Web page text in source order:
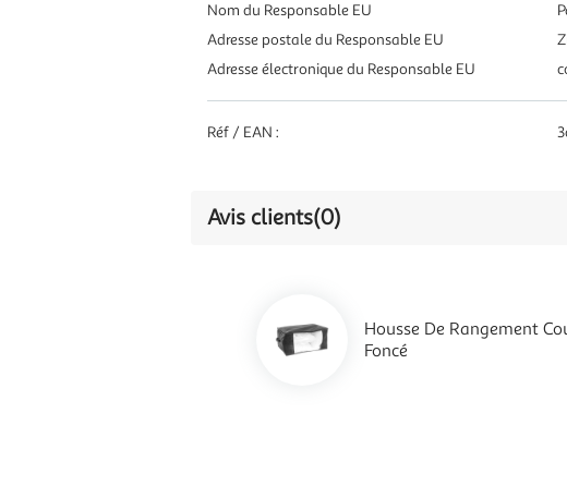
Nom du Responsable EU
Adresse postale du Responsable EU
Adresse électronique du Responsable EU
Réf / EAN :
Avis clients(0)
Housse De Rangement
Foncé